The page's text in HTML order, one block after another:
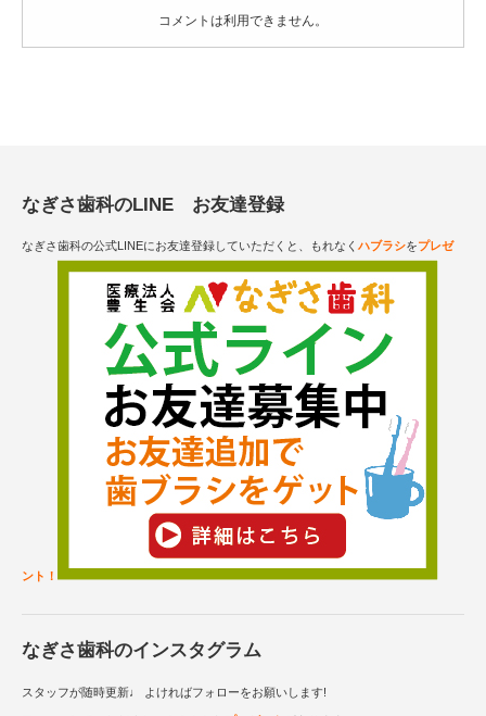
コメントは利用できません。
なぎさ歯科のLINE お友達登録
なぎさ歯科の公式LINEにお友達登録していただくと、もれなく ハブラシをプレゼ
ント！
なぎさ歯科のインスタグラム
スタッフが随時更新♩ よければフォローをお願いします!